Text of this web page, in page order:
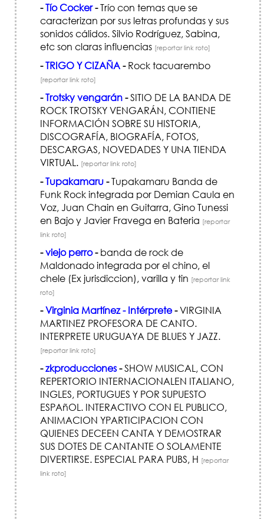
-Tío Cocker-Trío con temas que se
caracterizan por sus letras profundas y sus
sonidos cálidos. Silvio Rodríguez, Sabina,
etc son claras influencias [reportar link roto]
-TRIGO Y CIZAÑA-Rock tacuarembo
[reportar link roto]
-Trotsky vengarán-SITIO DE LA BANDA DE
ROCK TROTSKY VENGARÁN, CONTIENE
INFORMACIÓN SOBRE SU HISTORIA,
DISCOGRAFÍ­A, BIOGRAFÍ­A, FOTOS,
DESCARGAS, NOVEDADES Y UNA TIENDA
VIRTUAL. [reportar link roto]
-Tupakamaru-Tupakamaru Banda de
Funk Rock integrada por Demian Caula en
Voz, Juan Chain en Guitarra, Gino Tunessi
en Bajo y Javier Fravega en Bateria [reportar
link roto]
-viejo perro-banda de rock de
Maldonado integrada por el chino, el
chele (Ex jurisdiccion), varilla y tin [reportar link
roto]
-Virginia Martínez - Intérprete-VIRGINIA
MARTINEZ PROFESORA DE CANTO.
INTERPRETE URUGUAYA DE BLUES Y JAZZ.
[reportar link roto]
-zkproducciones-SHOW MUSICAL, CON
REPERTORIO INTERNACIONALEN ITALIANO,
INGLES, PORTUGUES Y POR SUPUESTO
ESPAñOL. INTERACTIVO CON EL PUBLICO,
ANIMACION YPARTICIPACION CON
QUIENES DECEEN CANTA Y DEMOSTRAR
SUS DOTES DE CANTANTE O SOLAMENTE
DIVERTIRSE. ESPECIAL PARA PUBS, H [reportar
link roto]